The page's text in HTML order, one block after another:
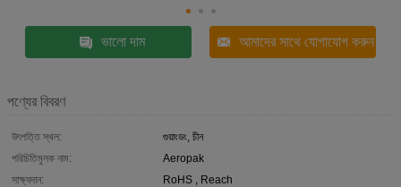
ভালো দাম আমাদের সাথে যোগাযোগ করুন
পণ্যের বিবরণ
উৎপত্তি স্থল:
গুয়াংডং, চীন
পরিচিতিমুলক নাম:
Aeropak
সাক্ষ্যদান:
RoHS , Reach